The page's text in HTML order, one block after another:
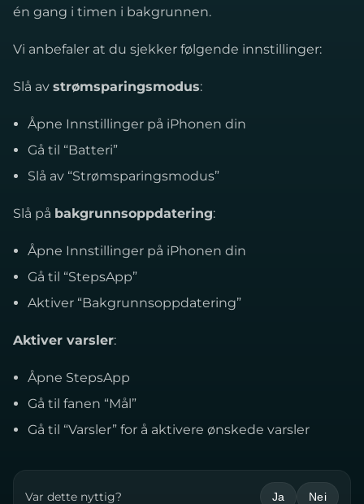
én gang i timen i bakgrunnen.
Vi anbefaler at du sjekker følgende innstillinger:
Slå av strømsparingsmodus:
Åpne Innstillinger på iPhonen din
Gå til “Batteri”
Slå av “Strømsparingsmodus”
Slå på bakgrunnsoppdatering:
Åpne Innstillinger på iPhonen din
Gå til “StepsApp”
Aktiver “Bakgrunnsoppdatering”
Aktiver varsler:
Åpne StepsApp
Gå til fanen “Mål”
Gå til “Varsler” for å aktivere ønskede varsler
Var dette nyttig? Ja Nei